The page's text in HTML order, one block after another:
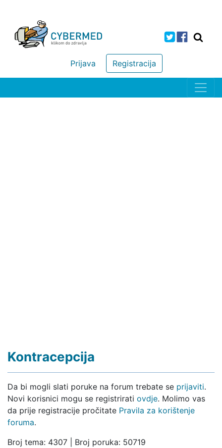
Registracija
Prijava
Kontracepcija
Da bi mogli slati poruke na forum trebate se prijaviti.
Novi korisnici mogu se registrirati ovdje. Molimo vas
da prije registracije pročitate Pravila za korištenje
foruma.
Broj tema: 4307 | Broj poruka: 50719